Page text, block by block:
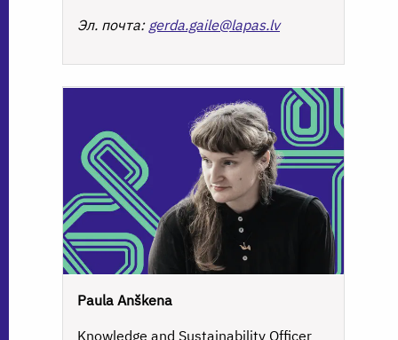
Эл. почта: gerda.gaile@lapas.lv
Paula Anškena
Knowledge and Sustainability Officer